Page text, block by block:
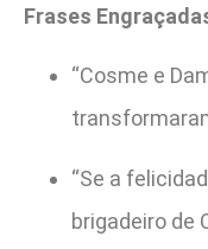
Frases
“Cosme e
“Se a
brigadeiro de